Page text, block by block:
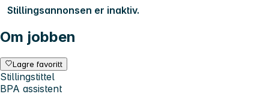
Stillingsannonsen er inaktiv.
Om jobben
Lagre favoritt
Stillingstittel
BPA assistent